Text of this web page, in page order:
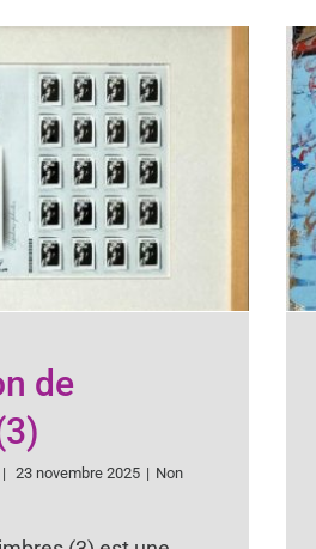
de
| 23 novembre 2025 | Non